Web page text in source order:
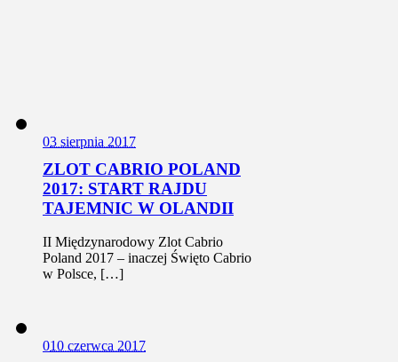
03 sierpnia 2017
ZLOT CABRIO POLAND
2017: START RAJDU
TAJEMNIC W OLANDII
II Międzynarodowy Zlot Cabrio
Poland 2017 – inaczej Święto Cabrio
w Polsce, […]
010 czerwca 2017